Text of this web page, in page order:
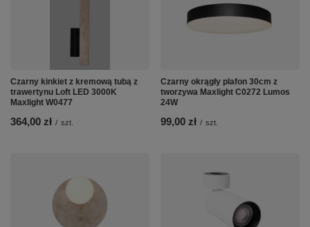
Czarny kinkiet z kremową tubą z
trawertynu Loft LED 3000K
Maxlight W0477
364,00 zł / szt.
Czarny okrągły plafon 30cm z
tworzywa Maxlight C0272 Lumos
24W
99,00 zł / szt.